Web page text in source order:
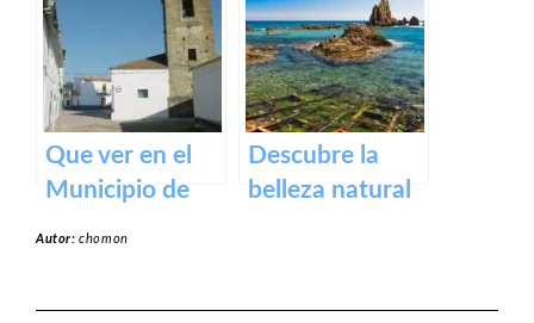
Badajoz
Jerte – Turismo
y actividades al
aire libre
Que ver en el
Municipio de
Descubre la
belleza natural
Autor:chomon